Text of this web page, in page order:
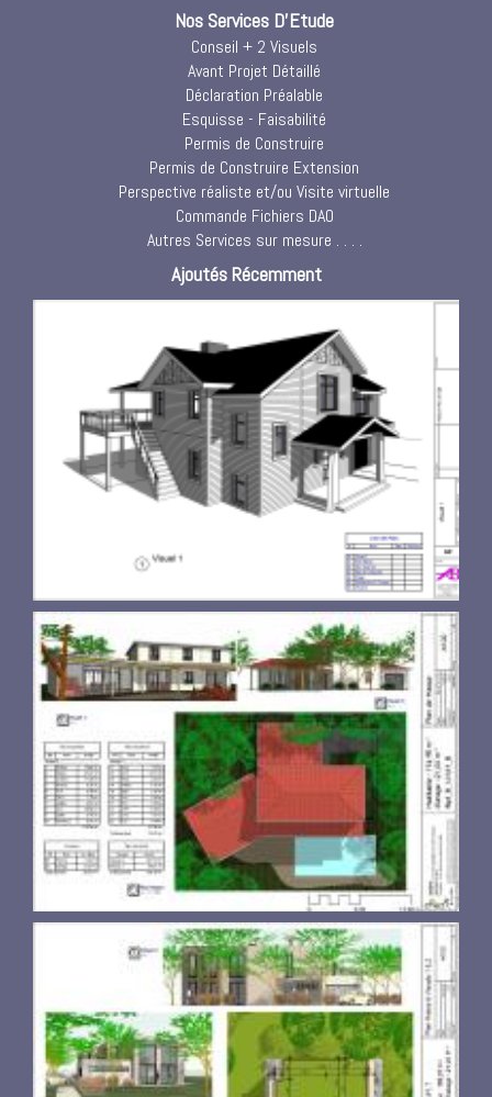
Nos Services D'Etude
Conseil + 2 Visuels
Avant Projet Détaillé
Déclaration Préalable
Esquisse - Faisabilité
Permis de Construire
Permis de Construire Extension
Perspective réaliste et/ou Visite virtuelle
Commande Fichiers DAO
Autres Services sur mesure . . . .
Ajoutés Récemment